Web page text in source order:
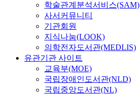
학술관계분석서비스(SAM)
사서커뮤니티
기관회원
지식나눔(LOOK)
의학전자도서관(MEDLIS)
유관기관 사이트
교육부(MOE)
국립장애인도서관(NLD)
국립중앙도서관(NL)